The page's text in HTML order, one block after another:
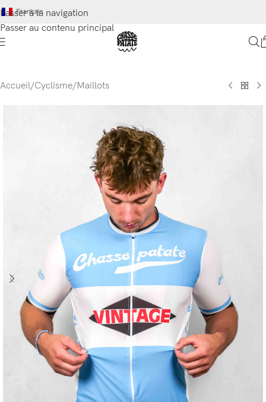
Passer à la navigation
Passer au contenu principal
Français
Accueil/Cyclisme/Maillots